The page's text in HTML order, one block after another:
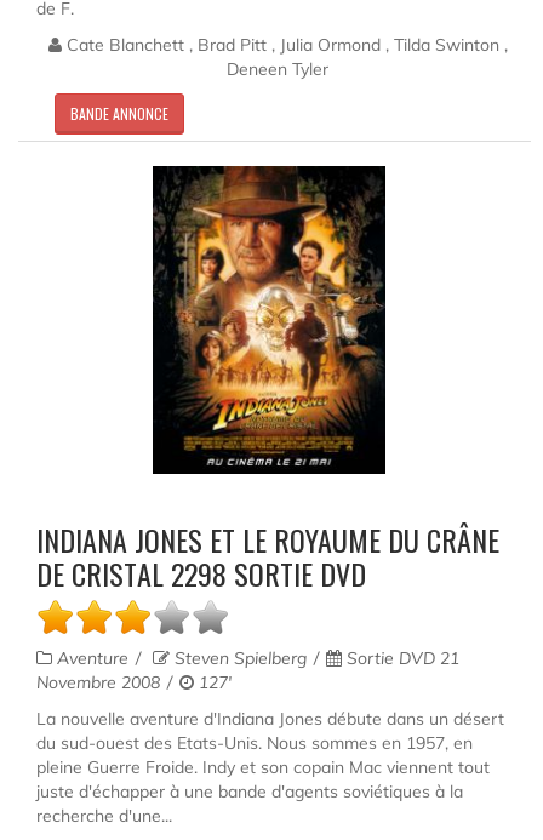
de F.
Cate Blanchett , Brad Pitt , Julia Ormond , Tilda Swinton ,
Deneen Tyler
BANDE ANNONCE
INDIANA JONES ET LE ROYAUME DU CRÂNE
DE CRISTAL 2298 SORTIE DVD
Aventure Steven Spielberg
Sortie DVD 21
Novembre 2008
127'
La nouvelle aventure d'Indiana Jones débute dans un désert
du sud-ouest des Etats-Unis. Nous sommes en 1957, en
pleine Guerre Froide. Indy et son copain Mac viennent tout
juste d'échapper à une bande d'agents soviétiques à la
recherche d'une...